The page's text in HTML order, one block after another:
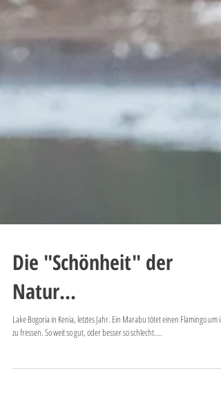
Die "Schönheit" der
Natur...
zu fressen. So weit so gut, oder besser so schlecht....